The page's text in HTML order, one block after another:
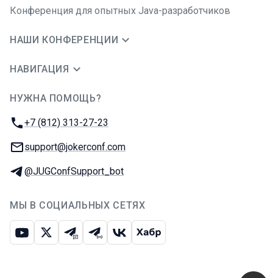
Конференция для опытных Java-разработчиков
НАШИ КОНФЕРЕНЦИИ
НАВИГАЦИЯ
НУЖНА ПОМОЩЬ?
Телефон:
+7 (812) 313-27-23
E-mail:
support@jokerconf.com
Телеграм:
@JUGConfSupport_bot
МЫ В СОЦИАЛЬНЫХ СЕТЯХ
ЮтубИкс Телеграм-чат
Телеграм-канал
ВКонтакте
Хабр